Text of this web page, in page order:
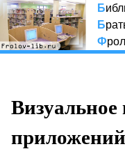
Б
Б
Ф
Визуальное